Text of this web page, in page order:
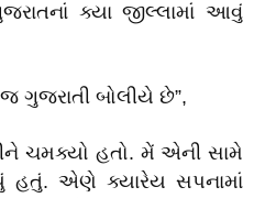
ક્યા જીલ્લામાં આવું
ગુજરાતી બોલીયે છે”,
ચમક્યો હતો. મેં એની સામે
હતું. એણે ક્યારેય સપનામાં